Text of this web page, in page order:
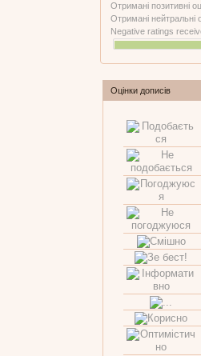
Отримані позитивні
Отримані нейтральні
Negative ratings
Оцінки дописів